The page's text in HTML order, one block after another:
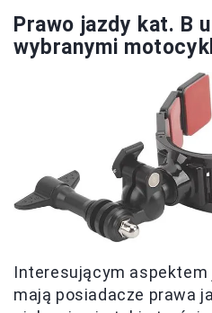
Prawo jazdy kat. B
wybranymi
Interesującym
mają posiadacze prawa